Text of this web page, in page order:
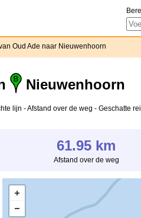
Oud Ade naar Nieuwenhoorn
Nieuwenhoorn
lijn - Afstand over de weg - Geschatte
61.95 km
Afstand over de weg